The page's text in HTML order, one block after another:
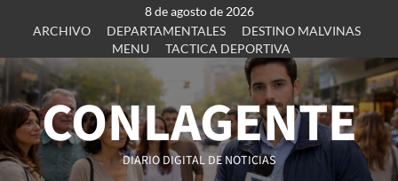
8 de agosto de 2026
ARCHIVO
DEPARTAMENTALES
DESTINO MALVINAS
MENU
TACTICA DEPORTIVA
CONLAGENTE
DIARIO DIGITAL DE NOTICIAS